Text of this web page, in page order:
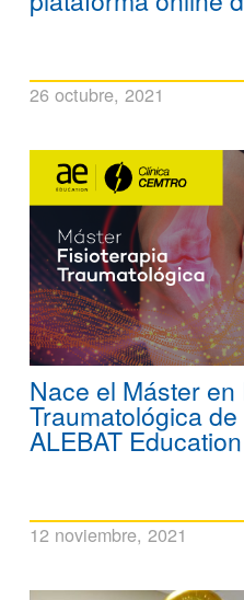
26 octubre, 2021
Nace el Máster
Traumatológica
ALEBAT Education
12 noviembre, 2021